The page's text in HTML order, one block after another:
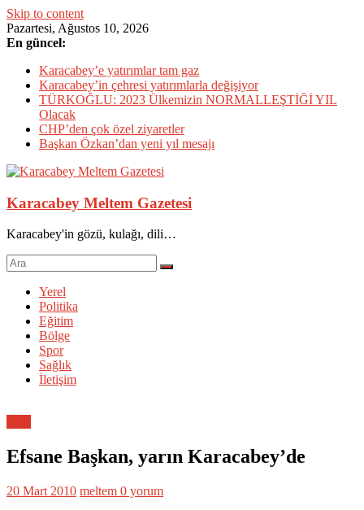
Skip to content
Pazartesi, Ağustos 10, 2026
En güncel:
Karacabey’e yatırımlar tam gaz
Karacabey’in çehresi yatırımlarla değişiyor
TÜRKOĞLU: 2023 Ülkemizin NORMALLEŞTİĞİ YIL
Olacak
CHP’den çok özel ziyaretler
Başkan Özkan’dan yeni yıl mesajı
Karacabey Meltem Gazetesi
Karacabey'in gözü, kulağı, dili…
Yerel
Politika
Eğitim
Bölge
Spor
Sağlık
İletişim
Efsane Başkan, yarın Karacabey’de
20 Mart 2010 meltem 0 yorum